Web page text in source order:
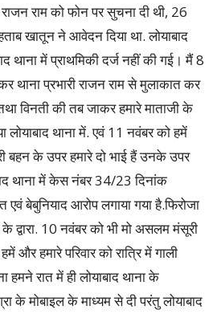
राजन राम को फोन पर सुचना दी थी, 26
खातून ने आवेदन दिया था. लोयाबाद
थाना में प्राथमिकी दर्ज नहीं की गई। मैं 8
थाना प्रभारी राजन राम से मुलाकात कर
विनती की तब जाकर हमारे माताजी के
लोयाबाद थाना में. एवं 11 नवंबर को हमें
बहन के उपर हमारे दो भाई हैं उनके उपर
थाना में केस नंबर 34/23 दिनांक
बेबुनियाद आरोप लगाया गया है.फिरोजा
द्वारा. 10 नवंबर को भी मो असलम मंसूरी
और हमारे परिवार को रात्रि में गाली
रात में ही लोयाबाद थाना के
के मोबाइल के माध्यम से दी परंतु लोयाबाद